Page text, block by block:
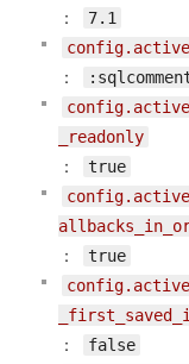
：
7.1
：
_readonly
：
true
：
true
：
false